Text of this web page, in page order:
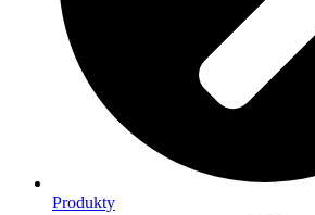
Produkty